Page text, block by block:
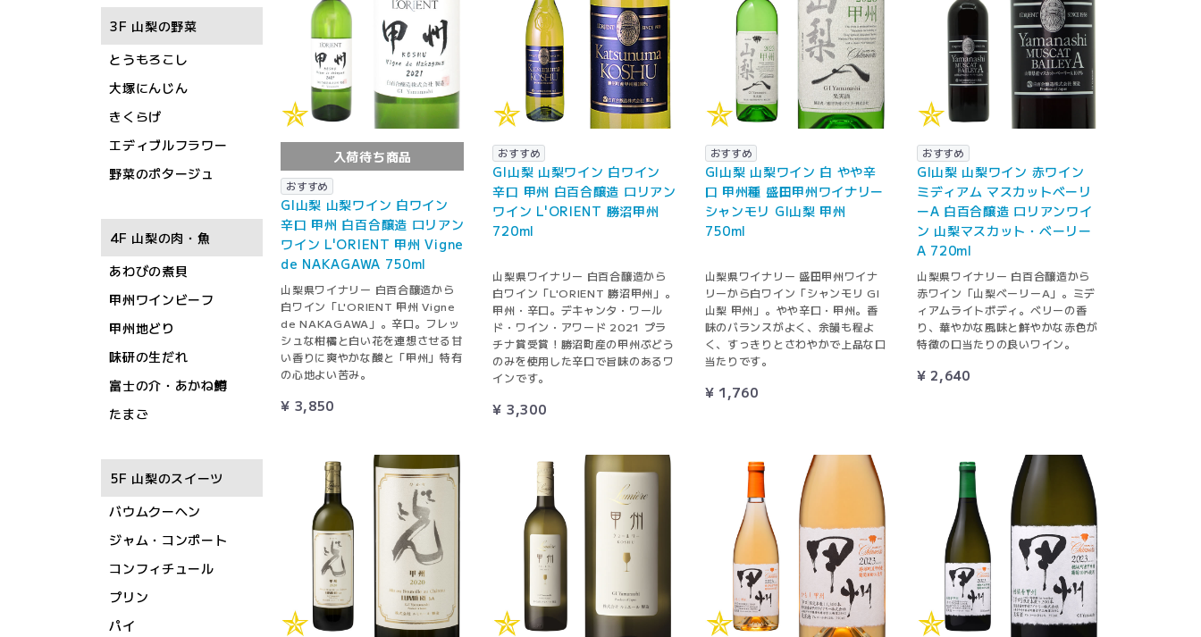
3F 山梨の野菜
とうもろこし
大塚にんじん
きくらげ
エディブルフラワー
野菜のポタージュ
4F 山梨の肉・魚
あわびの煮貝
甲州ワインビーフ
甲州地どり
味研の生だれ
富士の介・あかね鱒
たまご
5F 山梨のスイーツ
バウムクーヘン
ジャム・コンポート
コンフィチュール
プリン
パイ
入荷待ち商品
おすすめ
GI山梨 山梨ワイン 白ワイン
辛口 甲州 白百合醸造 ロリアン
ワイン L'ORIENT 甲州 Vigne
de NAKAGAWA 750ml
山梨県ワイナリー 白百合醸造から
白ワイン「L'ORIENT 甲州 Vigne
de NAKAGAWA」。辛口。フレッ
シュな柑橘と白い花を連想させる甘
い香りに爽やかな酸と「甲州」特有
の心地よい苦み。
¥ 3,850
おすすめ
GI山梨 山梨ワイン 白ワイン
辛口 甲州 白百合醸造 ロリアン
ワイン L'ORIENT 勝沼甲州
720ml
山梨県ワイナリー 白百合醸造から
白ワイン「L'ORIENT 勝沼甲州」。
甲州・辛口。デキャンタ・ワール
ド・ワイン・アワード 2021 プラ
チナ賞受賞！勝沼町産の甲州ぶどう
のみを使用した辛口で旨味のあるワ
インです。
¥ 3,300
おすすめ
GI山梨 山梨ワイン 白 やや辛
口 甲州種 盛田甲州ワイナリー
シャンモリ GI山梨 甲州
750ml
山梨県ワイナリー 盛田甲州ワイナ
リーから白ワイン「シャンモリ GI
山梨 甲州」。やや辛口・甲州。香
味のバランスがよく、余韻も程よ
く、すっきりとさわやかで上品な口
当たりです。
¥ 1,760
おすすめ
GI山梨 山梨ワイン 赤ワイン
ミディアム マスカットベーリ
ーA 白百合醸造 ロリアンワイ
ン 山梨マスカット・ベーリー
A 720ml
山梨県ワイナリー 白百合醸造から
赤ワイン「山梨ベーリーA」。ミデ
ィアムライトボディ。ベリーの香
り、華やかな風味と鮮やかな赤色が
特徴の口当たりの良いワイン。
¥ 2,640